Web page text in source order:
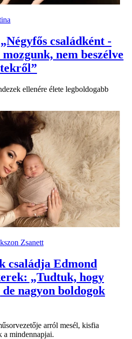
családként
nem beszélve
ellenére élete legboldogabb
Zsanett
családja Edmond
„Tudtuk, hogy
nagyon boldogok
arról mesél, kisfia
a mindennapjai.